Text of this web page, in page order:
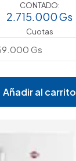
CONTADO:
2.715.000Gs
Cuotas
Añadir al carrito